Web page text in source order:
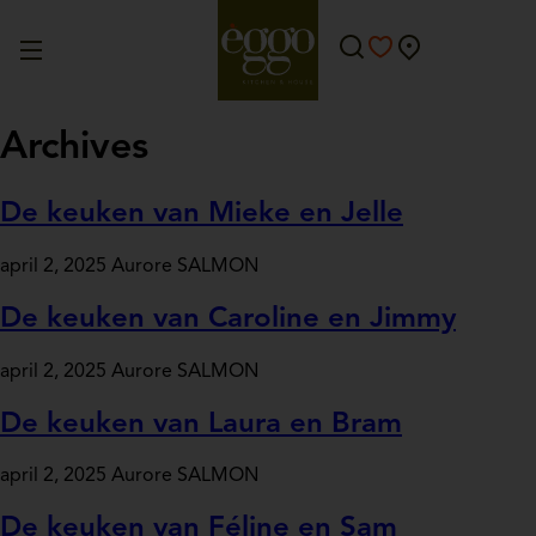
Archives
De keuken van Mieke en Jelle
april 2, 2025 Aurore SALMON
De keuken van Caroline en Jimmy
april 2, 2025 Aurore SALMON
De keuken van Laura en Bram
april 2, 2025 Aurore SALMON
De keuken van Féline en Sam